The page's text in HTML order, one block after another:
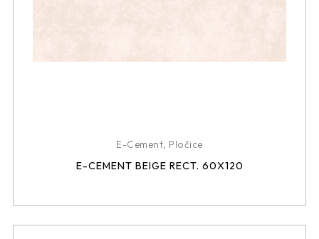
E-Cement, Pločice
E-CEMENT BEIGE RECT. 60X120